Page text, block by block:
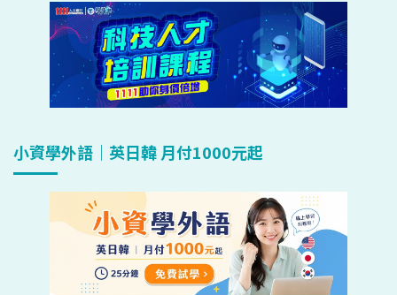
小資學外語｜英日韓 月付1000元起